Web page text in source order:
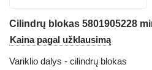
Cilindrų blokas 5801905228
Kaina pagal užklausimą
Variklio dalys - cilindrų blokas